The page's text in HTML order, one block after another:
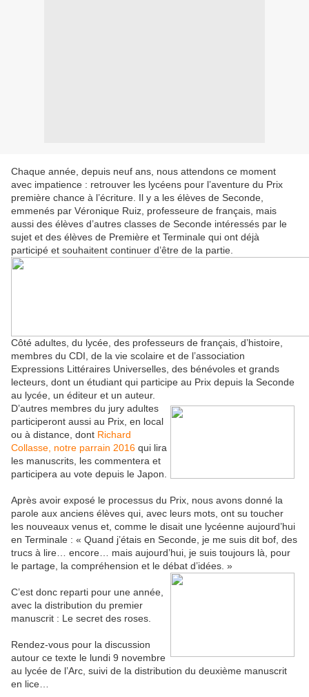
Chaque année, depuis neuf ans, nous attendons ce moment
avec impatience : retrouver les lycéens pour l’aventure du Prix
première chance à l’écriture. Il y a les élèves de Seconde,
emmenés par Véronique Ruiz, professeure de français, mais
aussi des élèves d’autres classes de Seconde intéressés par le
sujet et des élèves de Première et Terminale qui ont déjà
participé et souhaitent continuer d’être de la partie.
Côté adultes, du lycée, des professeurs de français, d’histoire,
membres du CDI, de la vie scolaire et de l’association
Expressions Littéraires Universelles, des bénévoles et grands
lecteurs, dont un étudiant qui participe au Prix depuis la Seconde
au lycée, un éditeur et un auteur.
D’autres membres du jury adultes
participeront aussi au Prix, en local
ou à distance, dont Richard
Collasse, notre parrain 2016 qui lira
les manuscrits, les commentera et
participera au vote depuis le Japon.
Après avoir exposé le processus du Prix, nous avons donné la
parole aux anciens élèves qui, avec leurs mots, ont su toucher
les nouveaux venus et, comme le disait une lycéenne aujourd’hui
en Terminale : « Quand j’étais en Seconde, je me suis dit bof, des
trucs à lire… encore… mais aujourd’hui, je suis toujours là, pour
le partage, la compréhension et le débat d’idées. »
C’est donc reparti pour une année,
avec la distribution du premier
manuscrit : Le secret des roses.
Rendez-vous pour la discussion
autour ce texte le lundi 9 novembre
au lycée de l’Arc, suivi de la distribution du deuxième manuscrit
en lice…